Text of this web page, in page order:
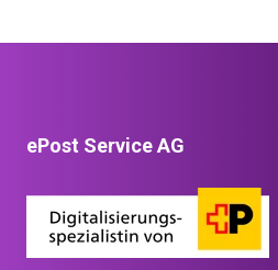
ePost Service AG